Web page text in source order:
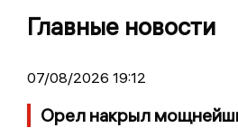
Главные новости
07/08/2026 19:12
Орел накрыл